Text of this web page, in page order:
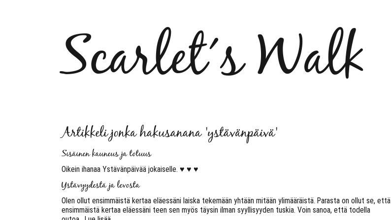
Scarlet´s Walk
Artikkeli jonka hakusanana 'ystävänpäivä'
Sisäinen kauneus ja totuus
Oikein ihanaa Ystävänpäivää jokaiselle. ♥ ♥ ♥
Ystävyydestä ja levosta
Olen ollut ensimmäistä kertaa eläessäni laiska tekemään yhtään mitään ylimääräistä. Parasta on ollut se, että
ensimmäistä kertaa eläessäni teen sen myös täysin ilman syyllisyyden tuskia. Voin sanoa, että todella